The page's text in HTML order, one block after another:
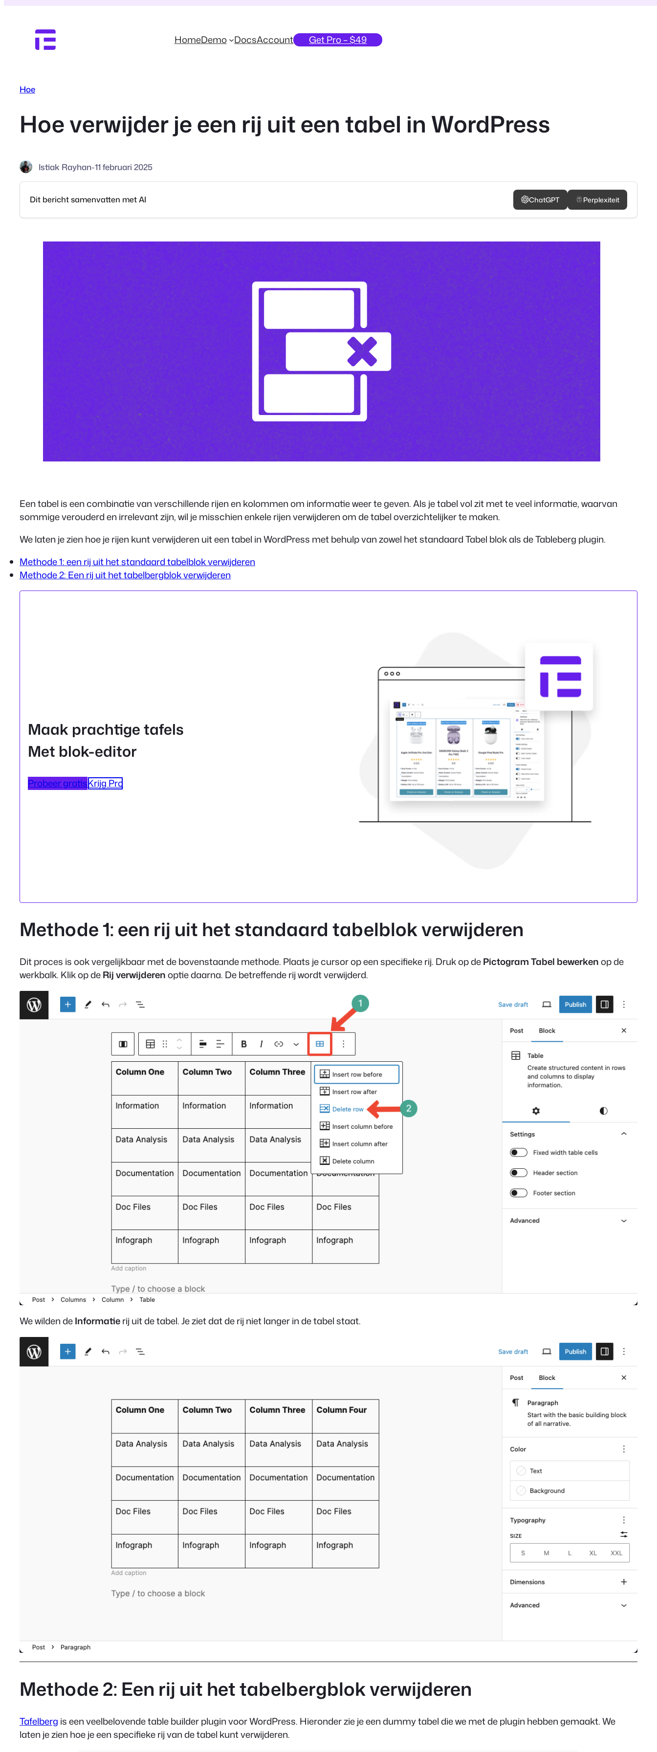
HomeDemo DocsAccount Get Pro – $49
Hoe
Hoe verwijder je een rij uit een tabel in WordPress
Istiak Rayhan-11 februari 2025
Dit bericht samenvatten met AI ChatGPT Perplexiteit
Een tabel is een combinatie van verschillende rijen en kolommen om informatie weer te geven. Als je tabel vol zit met te veel informatie, waarvan
sommige verouderd en irrelevant zijn, wil je misschien enkele rijen verwijderen om de tabel overzichtelijker te maken.
We laten je zien hoe je rijen kunt verwijderen uit een tabel in WordPress met behulp van zowel het standaard Tabel blok als de Tableberg plugin.
Methode 1: een rij uit het standaard tabelblok verwijderen
Methode 2: Een rij uit het tabelbergblok verwijderen
Maak prachtige tafels
Met blok-editor
Probeer gratisKrijg Pro
Methode 1: een rij uit het standaard tabelblok verwijderen
Dit proces is ook vergelijkbaar met de bovenstaande methode. Plaats je cursor op een specifieke rij. Druk op dePictogram Tabel bewerkenop de
werkbalk. Klik op deRij verwijderenoptie daarna. De betreffende rij wordt verwijderd.
We wilden deInformatierij uit de tabel. Je ziet dat de rij niet langer in de tabel staat.
Methode 2: Een rij uit het tabelbergblok verwijderen
Tafelberg is een veelbelovende table builder plugin voor WordPress. Hieronder zie je een dummy tabel die we met de plugin hebben gemaakt. We
laten je zien hoe je een specifieke rij van de tabel kunt verwijderen.